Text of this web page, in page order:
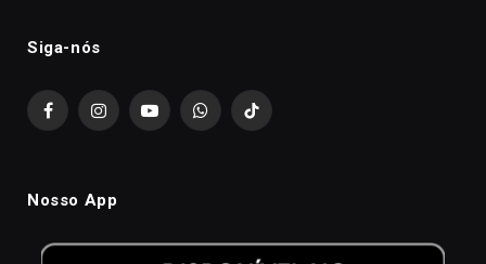
Siga-nós
FacebookInstagramYouTubeWhatsAppTikTok
Nosso App